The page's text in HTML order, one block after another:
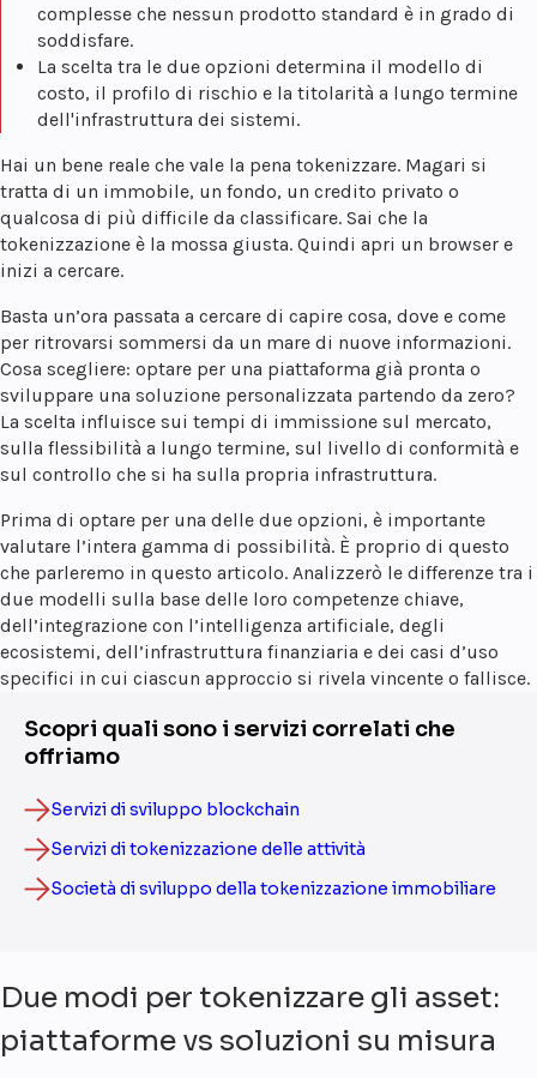
complesse che nessun prodotto standard è in grado di
soddisfare.
La scelta tra le due opzioni determina il modello di
costo, il profilo di rischio e la titolarità a lungo termine
dell'infrastruttura dei sistemi.
Hai un bene reale che vale la pena tokenizzare. Magari si
tratta di un immobile, un fondo, un credito privato o
qualcosa di più difficile da classificare. Sai che la
tokenizzazione è la mossa giusta. Quindi apri un browser e
inizi a cercare.
Basta un’ora passata a cercare di capire cosa, dove e come
per ritrovarsi sommersi da un mare di nuove informazioni.
Cosa scegliere: optare per una piattaforma già pronta o
sviluppare una soluzione personalizzata partendo da zero?
La scelta influisce sui tempi di immissione sul mercato,
sulla flessibilità a lungo termine, sul livello di conformità e
sul controllo che si ha sulla propria infrastruttura.
Prima di optare per una delle due opzioni, è importante
valutare l’intera gamma di possibilità. È proprio di questo
che parleremo in questo articolo. Analizzerò le differenze tra i
due modelli sulla base delle loro competenze chiave,
dell’integrazione con l’intelligenza artificiale, degli
ecosistemi, dell’infrastruttura finanziaria e dei casi d’uso
specifici in cui ciascun approccio si rivela vincente o fallisce.
Scopri quali sono i servizi correlati che
offriamo
Servizi di sviluppo blockchain
Servizi di tokenizzazione delle attività
Società di sviluppo della tokenizzazione immobiliare
Due modi per tokenizzare gli asset:
piattaforme vs soluzioni su misura